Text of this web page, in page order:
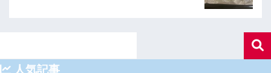
人気記事